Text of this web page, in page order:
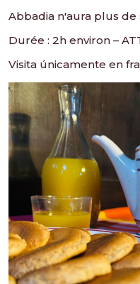
Abbadia n'aura plus
Durée : 2h environ –
Visita únicamente en